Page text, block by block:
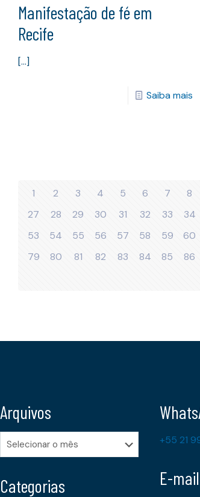
Manifestação de fé em
Recife
[…]
Saiba mais
1 2 3 4 5 6 7 8
27
28 29 30 31 32 33 34
53
54 55 56 57 58 59 60
79
80 81 82 83 84 85 86
Arquivos
Arquivos
Categorias
+55 21
E-mail